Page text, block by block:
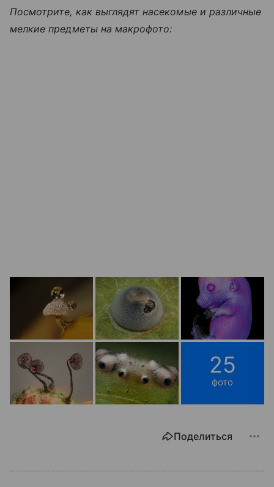
Посмотрите, как выглядят насекомые и различные
мелкие предметы на макрофото:
25
фото
Поделиться